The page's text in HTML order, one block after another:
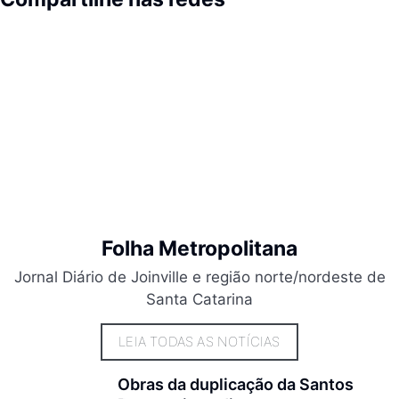
Folha Metropolitana
Jornal Diário de Joinville e região norte/nordeste de
Santa Catarina
LEIA TODAS AS NOTÍCIAS
Obras da duplicação da Santos